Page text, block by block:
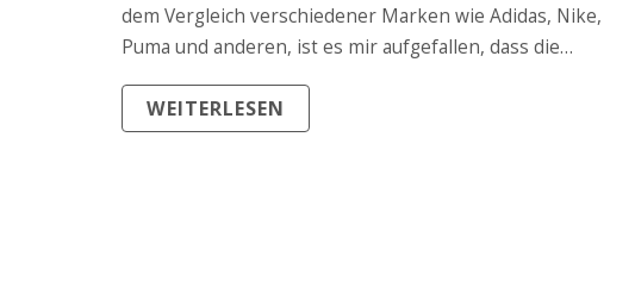
dem Vergleich verschiedener Marken wie Adidas, Nike,
Puma und anderen, ist es mir aufgefallen, dass die
eigenen Stärken und Schwächen, und die Qualität
hängt auch von den individuellen Bedürfnissen der
WEITERLESEN